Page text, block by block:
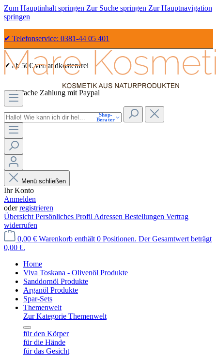
Zum Hauptinhalt springen Zur Suche springen Zur Hauptnavigation
springen
✔ Telefonservice: 0381-44 05 401
✔ ab 50€ versandkostenfrei
✔ einfache Zahlung mit Paypal
✔ Sicher Einkaufen dank SSL
Shop-
Berater
Menü schließen
Ihr Konto
Anmelden
oderregistrieren
Übersicht Persönliches Profil Adressen Bestellungen Vertrag
widerrufen
0,00 € Warenkorb enthält 0 Positionen. Der Gesamtwert beträgt
0,00 €.
Home
Viva Toskana - Olivenöl Produkte
Sanddornöl Produkte
Arganöl Produkte
Spar-Sets
Themenwelt
Zur Kategorie Themenwelt
für den Körper
für die Hände
für das Gesicht